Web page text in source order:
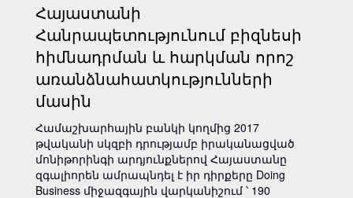
Հայաստանի
Հանրապետությունում բիզնեսի
հիմնադրման և հարկման որոշ
առանձնահատկությունների
մասին
Համաշխարհային բանկի կողմից 2017
թվականի սկզբի դրությամբ իրականացված
մոնիթորինգի արդյունքներով Հայաստանը
զգալիորեն ամրապնդել է իր դիրքերը Doing
Business միջազգային վարկանիշում ՝ 190